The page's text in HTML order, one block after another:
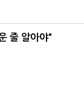
줄 알아야"